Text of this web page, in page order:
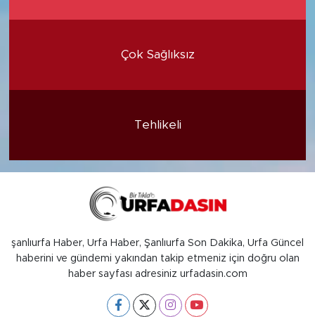
Çok Sağlıksız
Tehlikeli
şanlıurfa Haber, Urfa Haber, Şanlıurfa Son Dakika, Urfa Güncel
haberini ve gündemi yakından takip etmeniz için doğru olan
haber sayfası adresiniz urfadasin.com